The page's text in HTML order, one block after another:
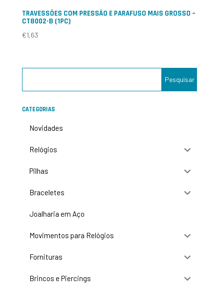
TRAVESSÕES COM PRESSÃO E PARAFUSO MAIS GROSSO –
CT8002-B (1PC)
€1,63
CATEGORIAS
Novidades
Relógios
Pilhas
Braceletes
Joalharia em Aço
Movimentos para Relógios
Fornituras
Brincos e Piercings